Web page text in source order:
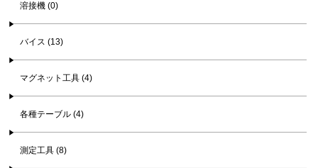
溶接機 (0)
バイス (13)
マグネット工具 (4)
各種テーブル (4)
測定工具 (8)